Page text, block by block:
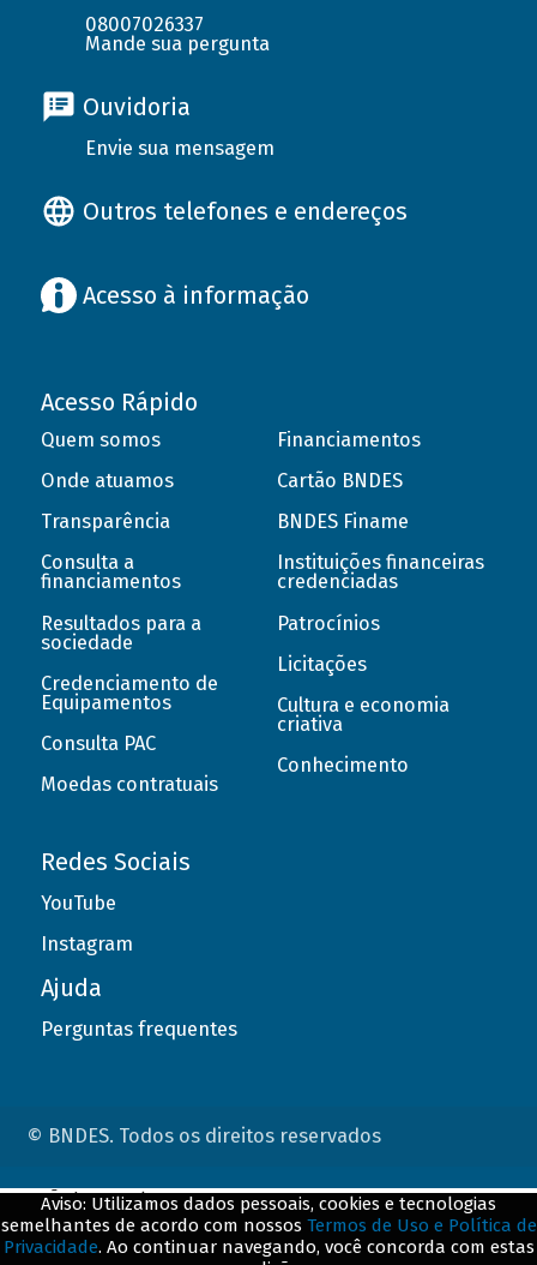
08007026337
Mande sua pergunta
Ouvidoria
Envie sua mensagem
Outros telefones e endereços
Acesso à informação
Acesso Rápido
Quem somos
Onde atuamos
Transparência
Consulta a
financiamentos
Resultados para a
sociedade
Credenciamento de
Equipamentos
Consulta PAC
Moedas contratuais
Financiamentos
Cartão BNDES
BNDES Finame
Instituições financeiras
credenciadas
Patrocínios
Licitações
Cultura e economia
criativa
Conhecimento
Redes Sociais
YouTube
Instagram
Ajuda
Perguntas frequentes
© BNDES. Todos os direitos reservados
Aviso: Utilizamos dados pessoais, cookies e tecnologias
semelhantes de acordo com nossos Termos de Uso e Política de
Privacidade. Ao continuar navegando, você concorda com estas
ConteÃºdo complementar
${title}${badge}